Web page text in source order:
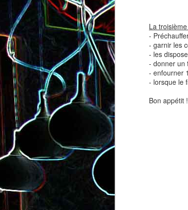
La
-
- garnir les
- les
- donner un
- enfourner
- lorsque le
Bon appétit
Salade de lentilles au céleri
branche et à la carotte
Salade de radis,
à la